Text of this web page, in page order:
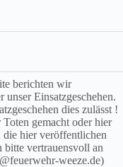
berichten wir
Einsatzgeschehen.
dies zulässt !
gemacht oder hier
hier veröffentlichen
bitte vertrauensvoll an
weeze.de)